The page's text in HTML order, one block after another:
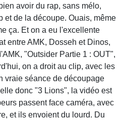
avoir du rap, sans mélo,
et de la découpe. Ouais, même
ça. Et on a eu l'excellente
entre AMK, Dosseh et Dinos,
"Outsider Partie 1 : OUT",
on a droit au clip, avec les
vraie séance de découpage
donc "3 Lions", la vidéo est
passent face caméra, avec
et ils envoient du lourd. Du